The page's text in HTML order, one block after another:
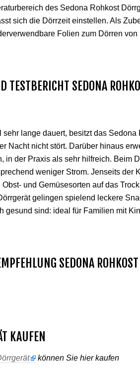
des Sedona Rohkost
sich die Dörrzeit einstellen. Als
Folien zum Dörren
TESTBERICHT SEDONA
sehr lange dauert, besitzt das
Nacht nicht stört. Darüber hinaus
in der Praxis als sehr hilfreich. Beim
weniger Strom. Jenseits der
und Gemüsesorten auf das
gelingen spielend leckere
gesund sind: ideal für Familien mit
SEDONA ROHKOST
KAUFEN
können Sie hier kaufen